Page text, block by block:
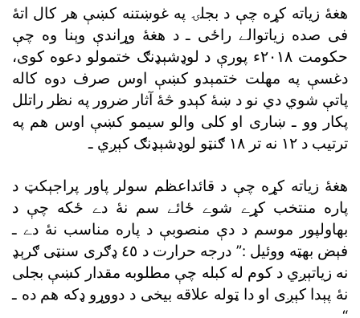
هغۀ زياته کړه چې د بجلۍ په غوښتنه کښې هر کال اتۀ
فى صده زياتوالے راځى ـ د هغۀ وړاندې وېنا وه چې
حکومت ٢٠١٨ء پورې د لوډشېډنګ ختمولو دعوه کوى،
دغسې په مهلت ختمېدو کښې اوس صرف دوه کاله
پاتې شوي دي نو د ښۀ کېدو څۀ آثار ضرور په نظر راتلل
پکار وو ـ ښارى او کلى والو سيمو کښې اوس هم په
ترتيب د ١٢ نه تر ١٨ ګنټو لوډشېډنګ کېږي ـ
هغۀ زياته کړه چې د قائداعظم سولر پاور پراجېکټ د
پاره منتخب کړے شوے ځائے سم نۀ دے ځکه چې د
بهاولپور موسم د دې منصوبې د پاره مناسب نۀ دے ـ
فېض بهټه ووئيل :” درجه حرارت د ٤٥ ډګرى سنټى ګرېډ
نه زياتېږي د کوم له کبله چې مطلوبه مقدار کښې بجلى
نۀ پېدا کېږى او دا ټوله علاقه بيخى د دووړو ډکه هم ده ـ